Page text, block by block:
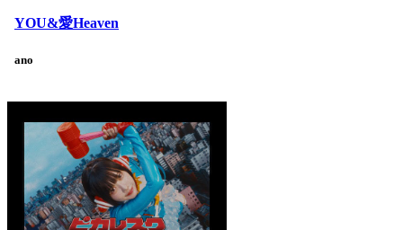
YOU&愛Heaven
ano